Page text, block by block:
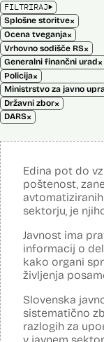
FILTRIRAJ
Splošne storitve×
Ocena tveganja×
Vrhovno sodišče RS×
Generalni finančni urad×
Policija×
Ministrstvo za javno
Državni zbor×
DARS×
Edina pot do
poštenost,
sektorju, je
Javnost ima
informacij o
kako organi
življenja
Slovenska
sistematično
razlogih za